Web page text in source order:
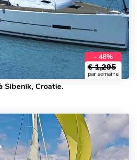
- 48%
€ 1,295
par semaine
Šibenik, Croatie.